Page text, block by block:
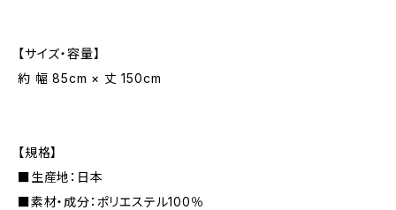
【サイズ・容量】
約 幅 85cm × 丈 150cm
【規格】
■生産地：日本
■素材・成分：ポリエステル100％